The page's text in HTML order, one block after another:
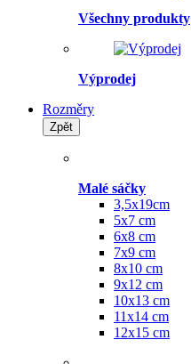
Všechny produkty
Výprodej
Rozměry
Zpět
Malé sáčky
3,5x19cm
5x7 cm
6x8 cm
7x9 cm
8x10 cm
9x12 cm
10x13 cm
11x14 cm
12x15 cm